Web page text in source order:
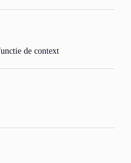
de context